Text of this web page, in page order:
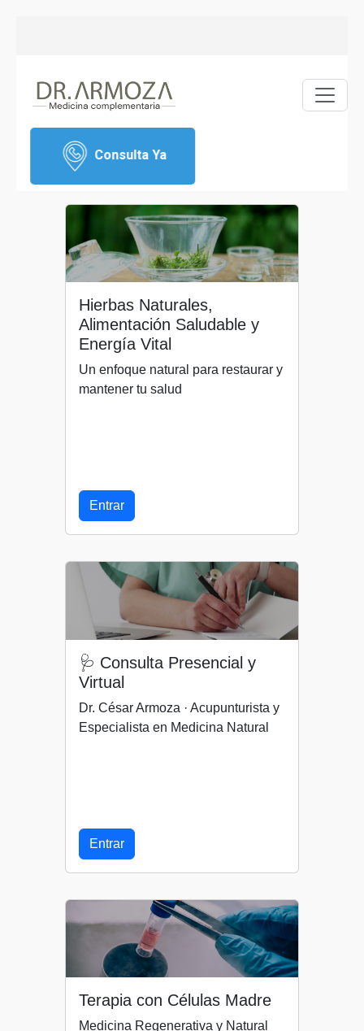
Consulta Ya
Hierbas Naturales,
Alimentación Saludable y
Energía Vital
Un enfoque natural para restaurar y
mantener tu salud
Entrar
🩺 Consulta Presencial y
Virtual
Dr. César Armoza · Acupunturista y
Especialista en Medicina Natural
Entrar
Terapia con Células Madre
Medicina Regenerativa y Natural